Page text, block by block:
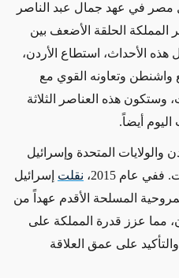
مصر في عهد جمال عبد الناصر
المملكة الحلقة الأضعف بين
هذه الأحداث، استطاع الأردن،
واشنطن وتعاونه القوي مع
وستكون هذه العناصر الثلاثة
أيضاً.
والولايات المتحدة وإسرائيل
عام 2015،
نقلت إسرائيل
المسلحة الأقدم عهداً من
مما عزز قدرة المملكة على
والتأكيد على عمق العلاقة